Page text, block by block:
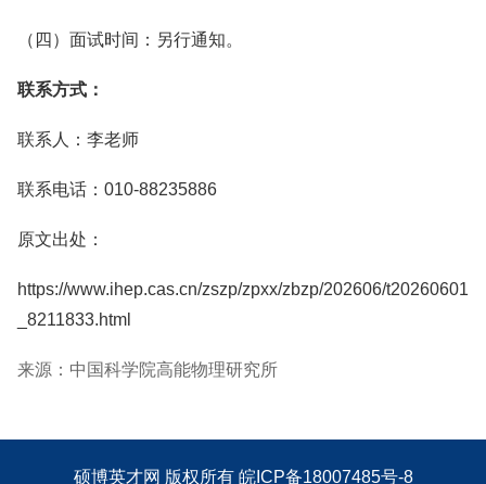
（四）面试时间：另行通知。
联系方式：
联系人：李老师
联系电话：010-88235886
原文出处：
https://www.ihep.cas.cn/zszp/zpxx/zbzp/202606/t20260601
_8211833.html
来源：中国科学院高能物理研究所
硕博英才网 版权所有 皖ICP备18007485号-8